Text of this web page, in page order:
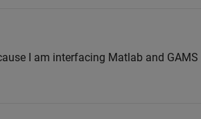
I am interfacing Matlab and GAMS